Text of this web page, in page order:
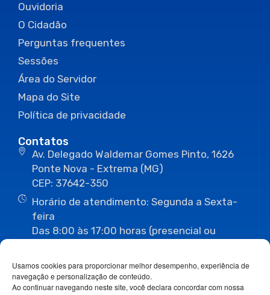
Usamos cookies para proporcionar melhor desempenho, experiência de
navegação e personalização de conteúdo.
Ao continuar navegando neste site, você declara concordar com nossa
Ouvidoria
O Cidadão
Perguntas frequentes
Sessões
Área do Servidor
Mapa do Site
Política de privacidade
Contatos
Av. Delegado Waldemar Gomes Pinto, 1626
Ponte Nova - Extrema (MG)
CEP: 37642-350
Horário de atendimento: Segunda a Sexta-
feira
Das 8:00 às 17:00 horas (presencial ou
(35) 3435-1112 (35) 3435-3063
ouvidoria@camaraextrema.mg.gov.br
imprensa@camaraextrema.mg.gov.br